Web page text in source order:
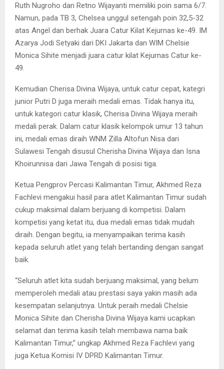
Ruth Nugroho dan Retno Wijayanti memiliki poin sama 6/7.
Namun, pada TB 3, Chelsea unggul setengah poin 32,5-32
atas Angel dan berhak Juara Catur Kilat Kejurnas ke-49. IM
Azarya Jodi Setyaki dari DKI Jakarta dan WIM Chelsie
Monica Sihite menjadi juara catur kilat Kejurnas Catur ke-
49.
Kemudian Cherisa Divina Wijaya, untuk catur cepat, kategri
junior Putri D juga meraih medali emas. Tidak hanya itu,
untuk kategori catur klasik, Cherisa Divina Wijaya meraih
medali perak. Dalam catur klasik kelompok umur 13 tahun
ini, medali emas diraih WNM Zilla Altofun Nisa dari
Sulawesi Tengah disusul Cherisha Divina Wijaya dan Isna
Khoirunnisa dari Jawa Tengah di posisi tiga.
Ketua Pengprov Percasi Kalimantan Timur, Akhmed Reza
Fachlevi mengakui hasil para atlet Kalimantan Timur sudah
cukup maksimal dalam berjuang di kompetisi. Dalam
kompetisi yang ketat itu, dua medali emas tidak mudah
diraih. Dengan begitu, ia menyampaikan terima kasih
kepada seluruh atlet yang telah bertanding dengan sangat
baik.
“Seluruh atlet kita sudah berjuang maksimal, yang belum
memperoleh medali atau prestasi saya yakin masih ada
kesempatan selanjutnya. Untuk peraih medali Chelsie
Monica Sihite dan Cherisha Divina Wijaya kami ucapkan
selamat dan terima kasih telah membawa nama baik
Kalimantan Timur,” ungkap Akhmed Reza Fachlevi yang
juga Ketua Komisi IV DPRD Kalimantan Timur.